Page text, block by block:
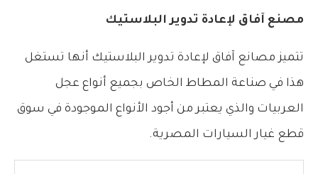
مصنع آفاق لإعادة تدوير البلاستيك
تتميز مصانع آفاق لإعادة تدوير البلاستيك أنها تستغل
هذا في صناعة المطاط الخاص بجميع أنواع عجل
العربيات والذي يعتبر من أجود الأنواع الموجودة في سوق
قطع غيار السيارات المصرية.